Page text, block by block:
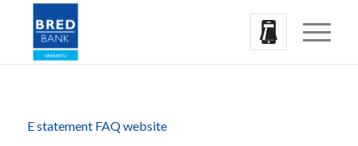
E statement FAQ website